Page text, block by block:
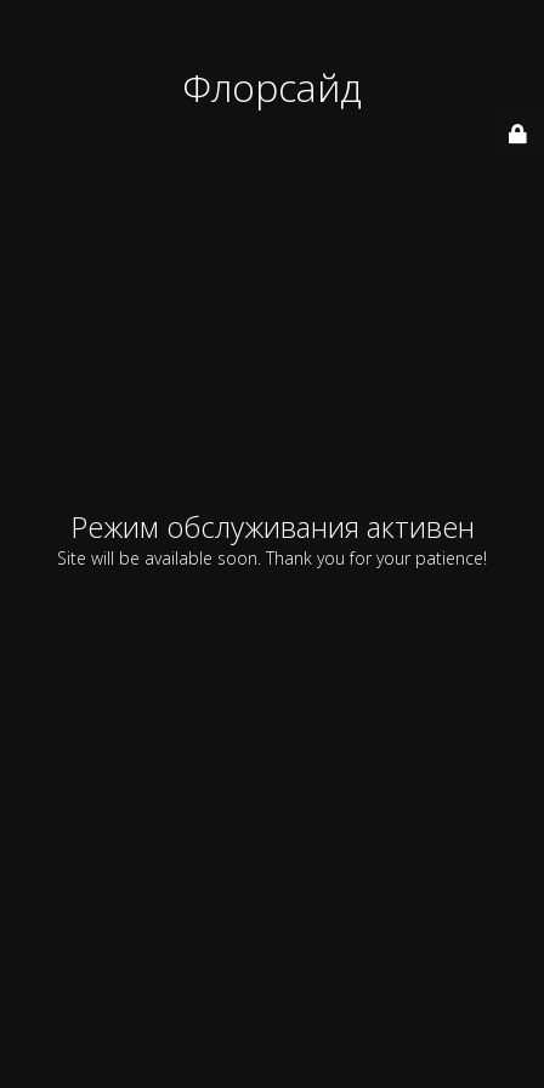
Флорсайд
Режим обслуживания активен
Site will be available soon. Thank you for your patience!